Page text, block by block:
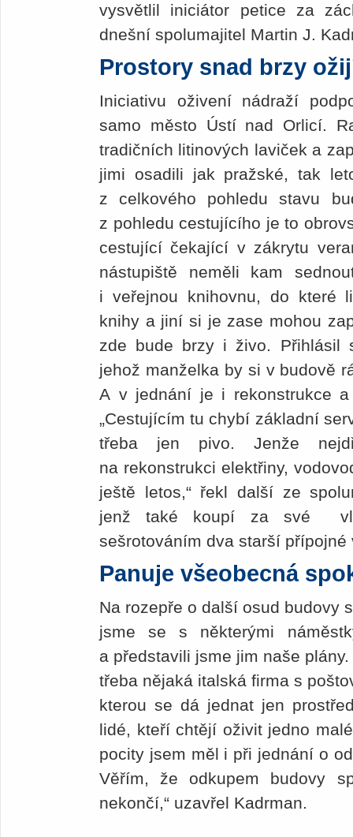
vysvětlil iniciátor petice za
dnešní spolumajitel Martin J.
Prostory snad brzy
Iniciativu oživení nádraží
samo město Ústí nad Orlicí.
tradičních litinových laviček a
jimi osadili jak pražské, tak
z celkového pohledu stavu
z pohledu cestujícího je to
cestující čekající v zákrytu
nástupiště neměli kam
i veřejnou knihovnu, do které
knihy a jiní si je zase mohou
zde bude brzy i živo. Přihlásil
jehož manželka by si v budově
A v jednání je i rekonstrukce a
„Cestujícím tu chybí základní
třeba jen pivo. Jenže
na rekonstrukci elektřiny,
ještě letos,“ řekl další ze
jenž také koupí za své
sešrotováním dva starší přípojné
Panuje všeobecná
Na rozepře o další osud budovy
jsme se s některými
a představili jsme jim naše
třeba nějaká italská firma s
kterou se dá jednat jen
lidé, kteří chtějí oživit jedno
pocity jsem měl i při jednání o
Věřím, že odkupem budovy
nekončí,“ uzavřel Kadrman.